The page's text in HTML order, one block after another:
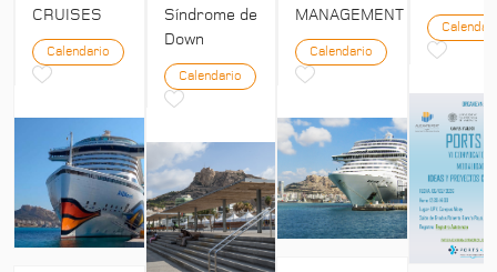
CRUISES
Calendario
Síndrome de
Down
Calendario
MANAGEMENT
Calendario